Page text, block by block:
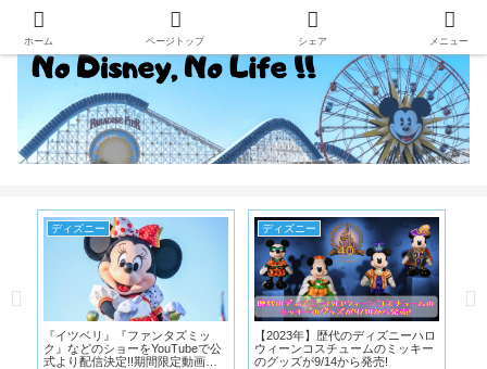
ディズニーシー
レイジングスピリッツのストーリ
ー解説!タワーオブテラーとの意外
な関係…
ディズニー
新ディズニーホテル『トイストー
リーホテル』がオープン!予約、値
段、情報まとめます
ホーム ページトップ シェア メニュー